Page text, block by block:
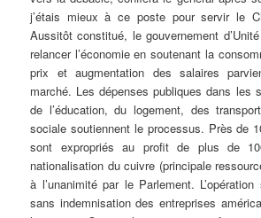
j’étais mieux à ce poste pour servir le
Aussitôt constitué, le gouvernement
relancer l’économie en soutenant la
prix et augmentation des salaires
marché. Les dépenses publiques dans les
de l’éducation, du logement, des
sociale soutiennent le processus. Près de
sont expropriés au profit de plus de
nationalisation du cuivre (principale
à l’unanimité par le Parlement.
sans indemnisation des entreprises